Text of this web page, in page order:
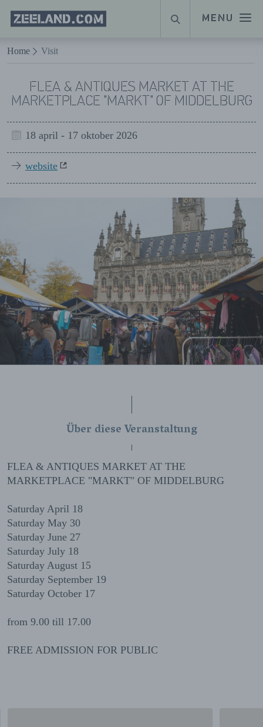
Naar hoofdinhoud
MENU
Homepage
Zeeland.com
SUCHE
Home Visit
FLEA & ANTIQUES MARKET AT THE
MARKETPLACE "MARKT" OF MIDDELBURG
18 april - 17 oktober 2026
website
Über diese Veranstaltung
FLEA & ANTIQUES MARKET AT THE
MARKETPLACE "MARKT" OF MIDDELBURG
Saturday April 18
Saturday May 30
Saturday June 27
Saturday July 18
Saturday August 15
Saturday September 19
Saturday October 17
from 9.00 till 17.00
FREE ADMISSION FOR PUBLIC